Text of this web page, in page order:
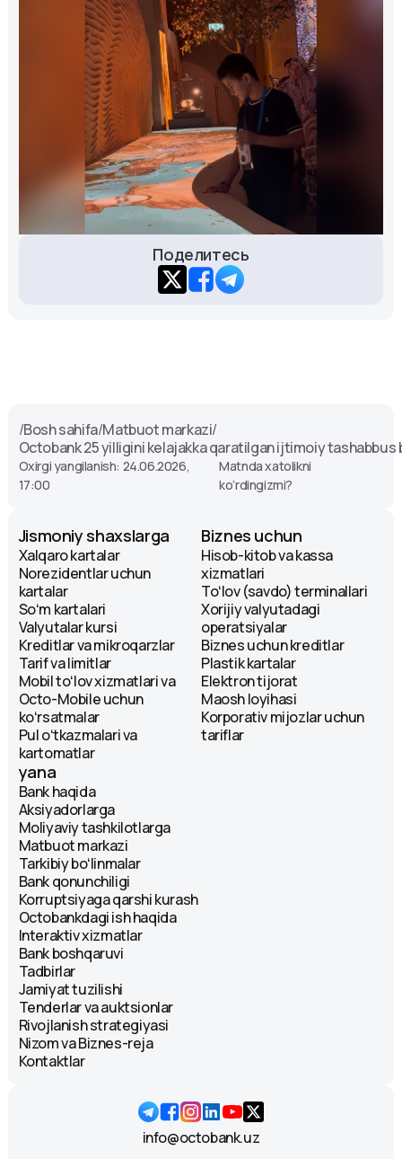
Поделитесь
/Bosh sahifa/Matbuot markazi/
Octobank 25 yilligini kelajakka qaratilgan ijtimoiy tashabbus
Oxirgi yangilanish: 24.06.2026,
17:00
Matnda xatolikni
ko‘rdingizmi?
Jismoniy shaxslarga
Xalqaro kartalar
Norezidentlar uchun
kartalar
Soʻm kartalari
Valyutalar kursi
Kreditlar va mikroqarzlar
Tarif va limitlar
Mobil toʻlov xizmatlari va
Octo-Mobile uchun
koʻrsatmalar
Pul oʻtkazmalari va
kartomatlar
Biznes uchun
Hisob-kitob va kassa
xizmatlari
Toʻlov (savdo) terminallari
Xorijiy valyutadagi
operatsiyalar
Biznes uchun kreditlar
Plastik kartalar
Elektron tijorat
Maosh loyihasi
Korporativ mijozlar uchun
tariflar
yana
Bank haqida
Aksiyadorlarga
Moliyaviy tashkilotlarga
Matbuot markazi
Tarkibiy boʻlinmalar
Bank qonunchiligi
Korruptsiyaga qarshi kurash
Octobankdagi ish haqida
Interaktiv xizmatlar
Bank boshqaruvi
Tadbirlar
Jamiyat tuzilishi
Tenderlar va auktsionlar
Rivojlanish strategiyasi
Nizom va Biznes-reja
Kontaktlar
info@octobank.uz